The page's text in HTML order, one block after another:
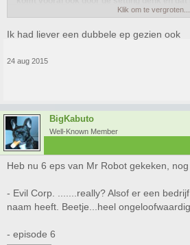
veel meer het gevoel dat ik na een film zat
Klik om te vergroten...
Ik had liever een dubbele ep gezien ook
24 aug 2015
BigKabuto
Well-Known Member
Heb nu 6 eps van Mr Robot gekeken,
- Evil Corp. .......really? Alsof er een
naam heeft. Beetje...heel
- episode 6